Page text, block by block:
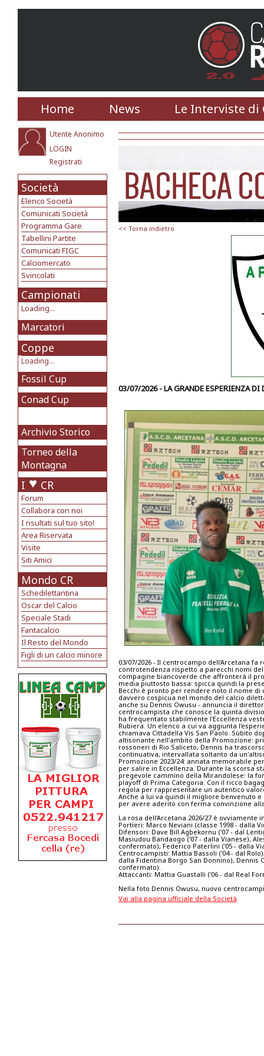
Home News Le Interviste di
Utente Anonimo
LOGIN
Registrati
Società
Elenco Società
Comunicati Società
Programma Gare
Tabellini Partite
Comunicati FIGC
Calciomercato
Svincolati
Campionati
Loading...
Marcatori
Coppe
Loading...
Fossil Cup
Conad Cup
Archivio Storico
Torneo della
Montagna
I CR
Forum
Collabora con noi
I risultati sul tuo sito!
Area Riservata
Visite
Siti Amici
Mondo CR
Schedilettantina
Oscar del Calcio
Speciale Stadi
Fantacalcio
Il Resto del Mondo
Figli di un calcio minore
<< Torna indietro
03/07/2026 - LA GRANDE ESPERIENZA DI
03/07/2026 - Il centrocampo dell'Arcetana
controtendenza rispetto a parecchi nomi
compagine biancoverde che affronterà il
media piuttosto bassa: spicca quindi la
Becchi è pronto per rendere noto il nome
davvero cospicua nel mondo del calcio
anche su Dennis Owusu - annuncia il
centrocampista che conosce la quinta
ha frequentato stabilmente l'Eccellenza
Rubiera. Un elenco a cui va aggiunta
chiamava Cittadella Vis San Paolo. Sùbito
altisonante nell'ambito della Promozione:
rossoneri di Rio Saliceto, Dennis ha
continuativa, intervallata soltanto da
Promozione 2023/24: annata memorabile
per salire in Eccellenza. Durante la scorsa
pregevole cammino della Mirandolese: la
playoff di Prima Categoria. Con il ricco
regola per rappresentare un autentico
Anche a lui va quindi il migliore benvenuto
per avere aderito con ferma convinzione
La rosa dell'Arcetana 2026/27 è
Portieri: Marco Neviani (classe 1998 - dalla
Difensori: Dave Bill Agbekornu ('07 - dal
Masiudou Bandaogo ('07 - dalla Vianese),
confermato), Federico Paterlini ('05 - dalla
Centrocampisti: Mattia Bassoli ('04 - dal
dalla Fidentina Borgo San Donnino), Dennis
confermato).
Attaccanti: Mattia Guastalli ('06 - dal Real
Nella foto Dennis Owusu, nuovo
Vai alla pagina ufficiale della Società